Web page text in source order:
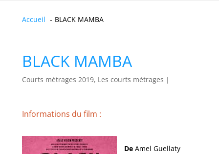
Accueil BLACK MAMBA
BLACK MAMBA
Courts métrages 2019, Les courts métrages |
Informations du film :
DeAmel Guellaty